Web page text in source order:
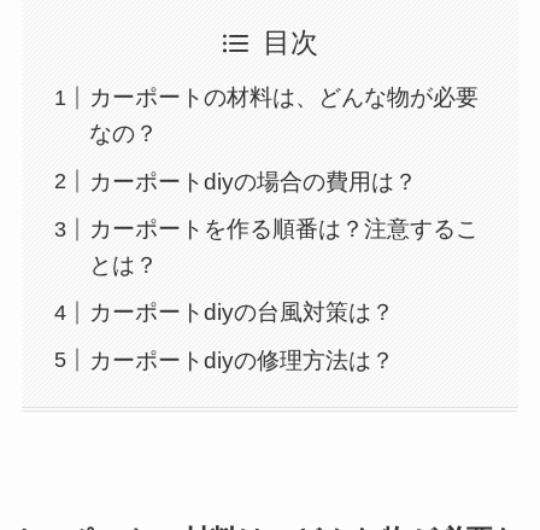
目次
カーポートの材料は、どんな物が必要
なの？
カーポートdiyの場合の費用は？
カーポートを作る順番は？注意するこ
とは？
カーポートdiyの台風対策は？
カーポートdiyの修理方法は？